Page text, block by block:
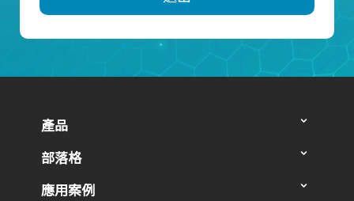
產品
部落格
應用案例